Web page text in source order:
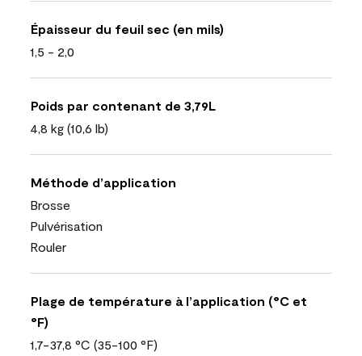
Épaisseur du feuil sec (en mils)
1,5 - 2,0
Poids par contenant de 3,79L
4,8 kg (10,6 lb)
Méthode d’application
Brosse
Pulvérisation
Rouler
Plage de température à l’application (°C et
°F)
1,7-37,8 °C (35-100 °F)